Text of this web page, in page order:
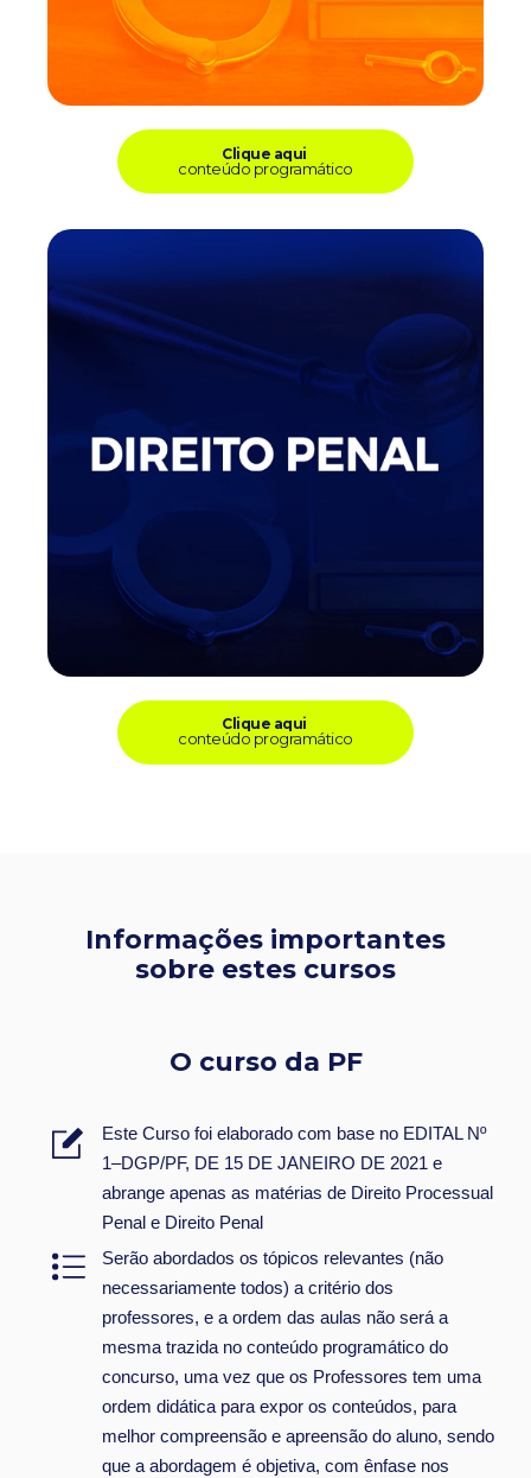
Clique aqui
conteúdo programático
Clique aqui
conteúdo programático
Informações importantes
sobre estes cursos
O curso da PF
Este Curso foi elaborado com base no EDITAL Nº
1–DGP/PF, DE 15 DE JANEIRO DE 2021 e
abrange apenas as matérias de Direito Processual
Penal e Direito Penal
Serão abordados os tópicos relevantes (não
necessariamente todos) a critério dos
professores, e a ordem das aulas não será a
mesma trazida no conteúdo programático do
concurso, uma vez que os Professores tem uma
ordem didática para expor os conteúdos, para
melhor compreensão e apreensão do aluno, sendo
que a abordagem é objetiva, com ênfase nos